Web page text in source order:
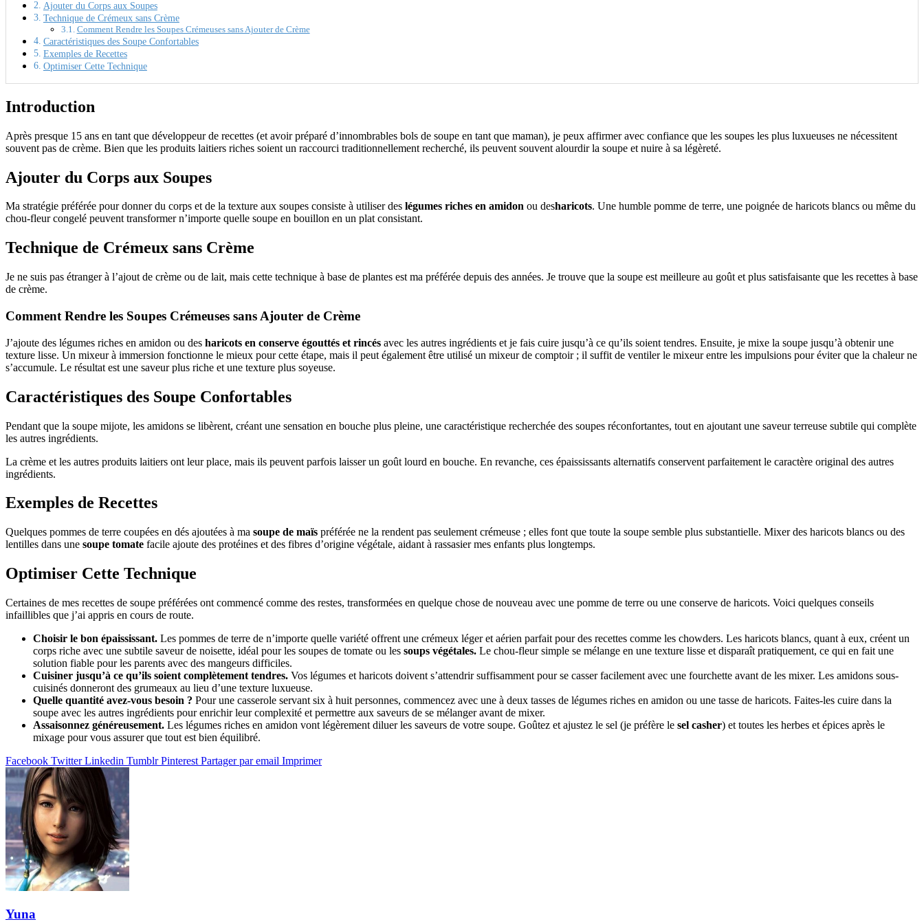
Ajouter du Corps aux Soupes
Technique de Crémeux sans Crème
Comment Rendre les Soupes Crémeuses sans Ajouter de Crème
Caractéristiques des Soupe Confortables
Exemples de Recettes
Optimiser Cette Technique
Introduction
Après presque 15 ans en tant que développeur de recettes (et avoir préparé d’innombrables bols de soupe en tant que maman), je peux affirmer avec confiance que les soupes les plus luxueuses ne nécessitent
souvent pas de crème. Bien que les produits laitiers riches soient un raccourci traditionnellement recherché, ils peuvent souvent alourdir la soupe et nuire à sa légèreté.
Ajouter du Corps aux Soupes
Ma stratégie préférée pour donner du corps et de la texture aux soupes consiste à utiliser des légumes riches en amidon ou desharicots. Une humble pomme de terre, une poignée de haricots blancs ou même du
chou-fleur congelé peuvent transformer n’importe quelle soupe en bouillon en un plat consistant.
Technique de Crémeux sans Crème
Je ne suis pas étranger à l’ajout de crème ou de lait, mais cette technique à base de plantes est ma préférée depuis des années. Je trouve que la soupe est meilleure au goût et plus satisfaisante que les recettes à base
de crème.
Comment Rendre les Soupes Crémeuses sans Ajouter de Crème
J’ajoute des légumes riches en amidon ou des haricots en conserve égouttés et rincés avec les autres ingrédients et je fais cuire jusqu’à ce qu’ils soient tendres. Ensuite, je mixe la soupe jusqu’à obtenir une
texture lisse. Un mixeur à immersion fonctionne le mieux pour cette étape, mais il peut également être utilisé un mixeur de comptoir ; il suffit de ventiler le mixeur entre les impulsions pour éviter que la chaleur ne
s’accumule. Le résultat est une saveur plus riche et une texture plus soyeuse.
Caractéristiques des Soupe Confortables
Pendant que la soupe mijote, les amidons se libèrent, créant une sensation en bouche plus pleine, une caractéristique recherchée des soupes réconfortantes, tout en ajoutant une saveur terreuse subtile qui complète
les autres ingrédients.
La crème et les autres produits laitiers ont leur place, mais ils peuvent parfois laisser un goût lourd en bouche. En revanche, ces épaississants alternatifs conservent parfaitement le caractère original des autres
ingrédients.
Exemples de Recettes
Quelques pommes de terre coupées en dés ajoutées à ma soupe de maïs préférée ne la rendent pas seulement crémeuse ; elles font que toute la soupe semble plus substantielle. Mixer des haricots blancs ou des
lentilles dans une soupe tomate facile ajoute des protéines et des fibres d’origine végétale, aidant à rassasier mes enfants plus longtemps.
Optimiser Cette Technique
Certaines de mes recettes de soupe préférées ont commencé comme des restes, transformées en quelque chose de nouveau avec une pomme de terre ou une conserve de haricots. Voici quelques conseils
infaillibles que j’ai appris en cours de route.
Choisir le bon épaississant. Les pommes de terre de n’importe quelle variété offrent une crémeux léger et aérien parfait pour des recettes comme les chowders. Les haricots blancs, quant à eux, créent un
corps riche avec une subtile saveur de noisette, idéal pour les soupes de tomate ou les soups végétales. Le chou-fleur simple se mélange en une texture lisse et disparaît pratiquement, ce qui en fait une
solution fiable pour les parents avec des mangeurs difficiles.
Cuisiner jusqu’à ce qu’ils soient complètement tendres. Vos légumes et haricots doivent s’attendrir suffisamment pour se casser facilement avec une fourchette avant de les mixer. Les amidons sous-
cuisinés donneront des grumeaux au lieu d’une texture luxueuse.
Quelle quantité avez-vous besoin ? Pour une casserole servant six à huit personnes, commencez avec une à deux tasses de légumes riches en amidon ou une tasse de haricots. Faites-les cuire dans la
soupe avec les autres ingrédients pour enrichir leur complexité et permettre aux saveurs de se mélanger avant de mixer.
Assaisonnez généreusement. Les légumes riches en amidon vont légèrement diluer les saveurs de votre soupe. Goûtez et ajustez le sel (je préfère le sel casher) et toutes les herbes et épices après le
mixage pour vous assurer que tout est bien équilibré.
Facebook Twitter Linkedin Tumblr Pinterest Partager par email Imprimer
Yuna